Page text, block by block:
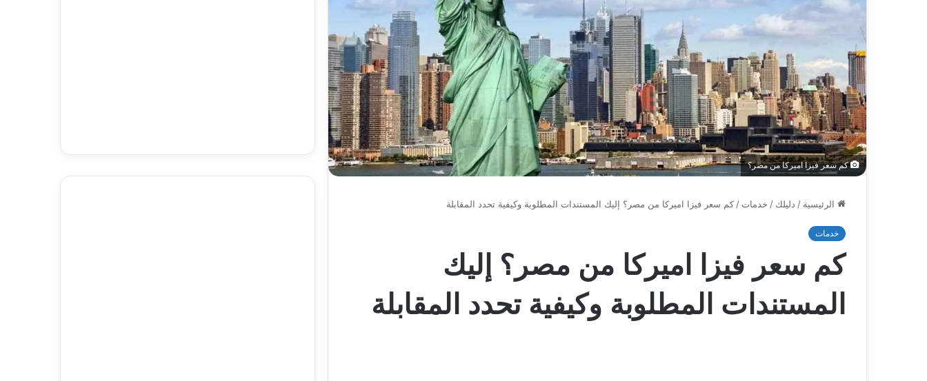
كم سعر فيزا اميركا من مصر؟
الرئيسية / دليلك / خدمات / كم سعر فيزا اميركا من مصر؟ إليك المستندات المطلوبة وكيفية تحدد المقابلة
خدمات
كم سعر فيزا اميركا من مصر؟ إليك
المستندات المطلوبة وكيفية تحدد المقابلة